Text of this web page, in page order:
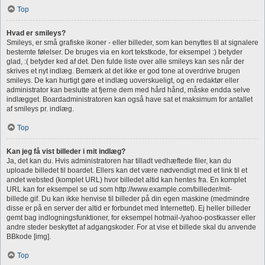
Top
Hvad er smileys?
Smileys, er små grafiske ikoner - eller billeder, som kan benyttes til at signalere
bestemte følelser. De bruges via en kort tekstkode, for eksempel :) betyder
glad, :( betyder ked af det. Den fulde liste over alle smileys kan ses når der
skrives et nyt indlæg. Bemærk at det ikke er god tone at overdrive brugen
smileys. De kan hurtigt gøre et indlæg uoverskueligt, og en redaktør eller
administrator kan beslutte at fjerne dem med hård hånd, måske endda selve
indlægget. Boardadministratoren kan også have sat et maksimum for antallet
af smileys pr. indlæg.
Top
Kan jeg få vist billeder i mit indlæg?
Ja, det kan du. Hvis administratoren har tilladt vedhæftede filer, kan du
uploade billedet til boardet. Ellers kan det være nødvendigt med et link til et
andet websted (komplet URL) hvor billedet altid kan hentes fra. En komplet
URL kan for eksempel se ud som http://www.example.com/billeder/mit-
billede.gif. Du kan ikke henvise til billeder på din egen maskine (medmindre
disse er på en server der altid er forbundet med Internettet). Ej heller billeder
gemt bag indlogningsfunktioner, for eksempel hotmail-/yahoo-postkasser eller
andre steder beskyttet af adgangskoder. For at vise et billede skal du anvende
BBkode [img].
Top